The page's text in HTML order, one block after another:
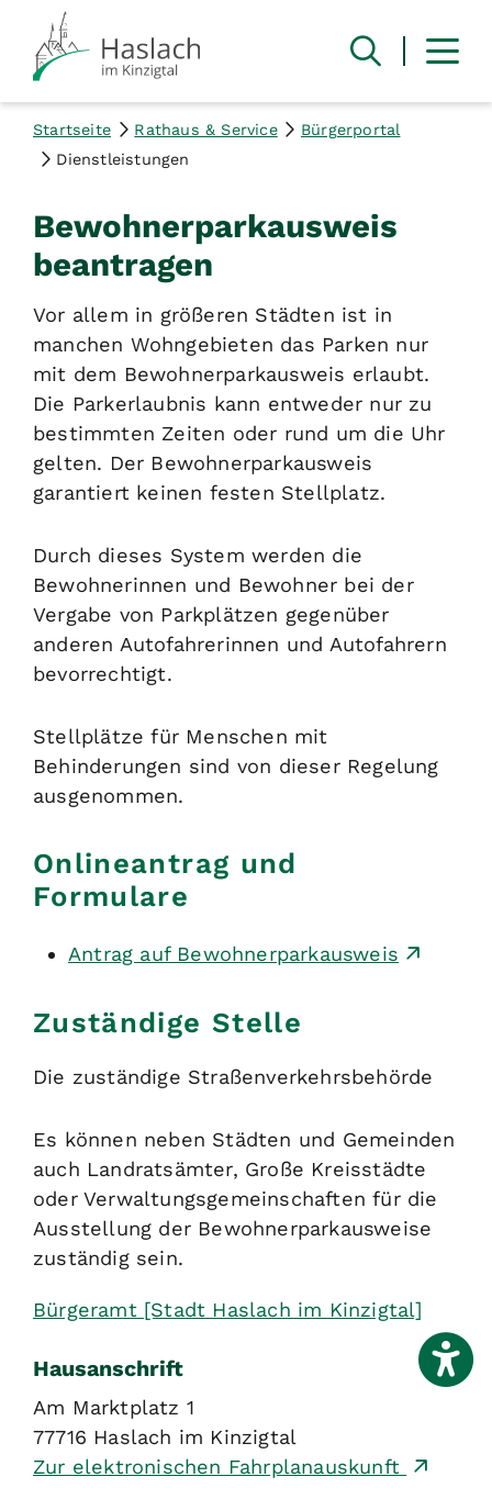
Startseite Rathaus & Service
Bürgerportal
Dienstleistungen
Bewohnerparkausweis
beantragen
Vor allem in größeren Städten ist in
manchen Wohngebieten das Parken nur
mit dem Bewohnerparkausweis erlaubt.
Die Parkerlaubnis kann entweder nur zu
bestimmten Zeiten oder rund um die Uhr
gelten. Der Bewohnerparkausweis
garantiert keinen festen Stellplatz.
Durch dieses System werden die
Bewohnerinnen und Bewohner bei der
Vergabe von Parkplätzen gegenüber
anderen Autofahrerinnen und Autofahrern
bevorrechtigt.
Stellplätze für Menschen mit
Behinderungen sind von dieser Regelung
ausgenommen.
Onlineantrag und
Formulare
Antrag auf Bewohnerparkausweis
Zuständige Stelle
Die zuständige Straßenverkehrsbehörde
Es können neben Städten und Gemeinden
auch Landratsämter, Große Kreisstädte
oder Verwaltungsgemeinschaften für die
Ausstellung der Bewohnerparkausweise
zuständig sein.
Bürgeramt [Stadt Haslach im Kinzigtal]
Hausanschrift
Am Marktplatz 1
77716 Haslach im Kinzigtal
Zur elektronischen Fahrplanauskunft